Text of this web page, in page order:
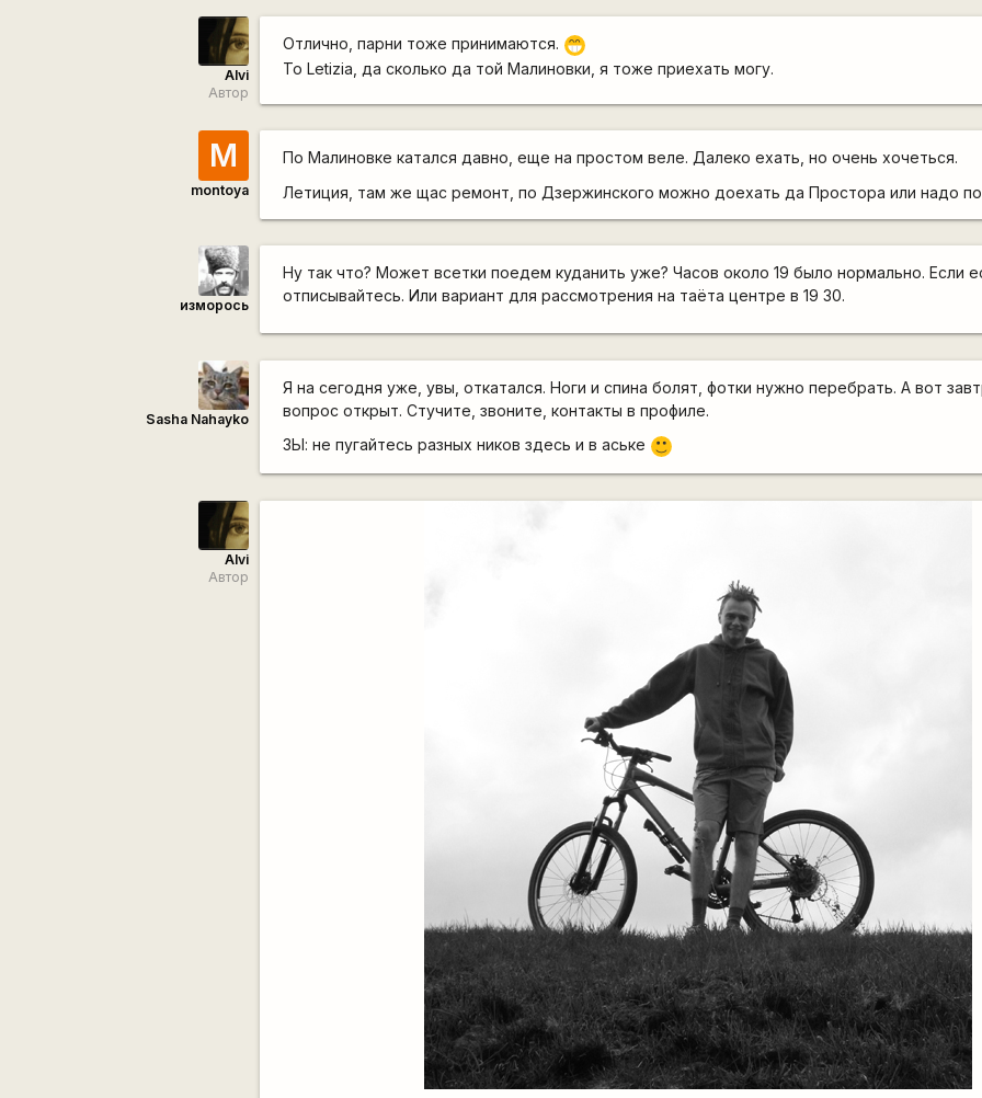
Alvi
Автор
Отлично, парни тоже принимаются. ;D
To Letizia, да сколько да той Малиновки, я тоже приехать могу.
M
montoya
По Малиновке катался давно, еще на простом веле. Далеко ехать, но очень хочеться.
Летиция, там же щас ремонт, по Дзержинского можно доехать да Простора или надо
изморось
Ну так что? Может всетки поедем куданить уже? Часов около 19 было нормально. Если
отписывайтесь. Или вариант для рассмотрения на таёта центре в 19 30.
Sasha Nahayko
Я на сегодня уже, увы, откатался. Ноги и спина болят, фотки нужно перебрать. А вот
вопрос открыт. Стучите, звоните, контакты в профиле.
ЗЫ: не пугайтесь разных ников здесь и в аське
:)
Alvi
Автор